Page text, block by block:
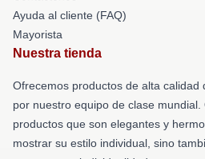
Ayuda al cliente (FAQ)
Mayorista
Nuestra tienda
Ofrecemos productos de alta calidad
por nuestro equipo de clase
productos que son elegantes y
mostrar su estilo individual, sino